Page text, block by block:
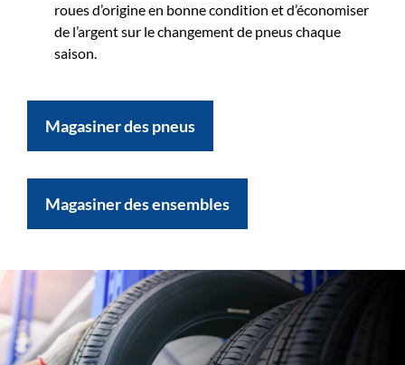
roues d’origine en bonne condition et d’économiser
de l’argent sur le changement de pneus chaque
saison.
Magasiner des pneus
Magasiner des ensembles